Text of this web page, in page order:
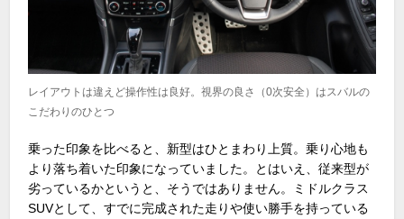
レイアウトは違えど操作性は良好。視界の良さ（0次安全）はスバルの
こだわりのひとつ
乗った印象を比べると、新型はひとまわり上質。乗り心地も
より落ち着いた印象になっていました。とはいえ、従来型が
劣っているかというと、そうではありません。ミドルクラス
SUVとして、すでに完成された走りや使い勝手を持っている